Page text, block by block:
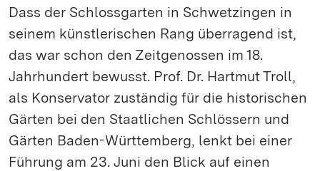
Dass der Schlossgarten in Schwetzingen in
seinem künstlerischen Rang überragend ist,
das war schon den Zeitgenossen im 18.
Jahrhundert bewusst. Prof. Dr. Hartmut Troll,
als Konservator zuständig für die historischen
Gärten bei den Staatlichen Schlössern und
Gärten Baden-Württemberg, lenkt bei einer
Führung am 23. Juni den Blick auf einen